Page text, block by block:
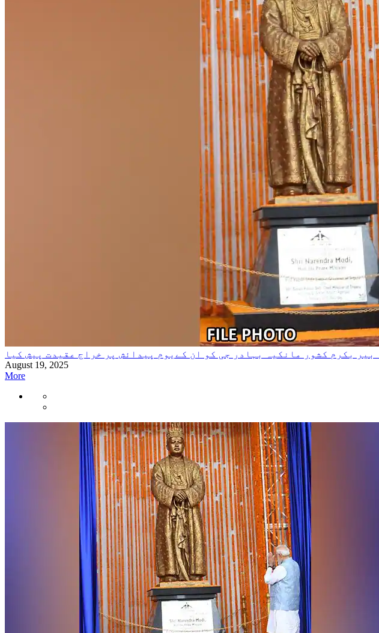
بیر بکرم کشور مانکیہ بہادر جی کو ان کےیوم پیدائش پر خراج عقیدت پیش کیا
August 19, 2025
More